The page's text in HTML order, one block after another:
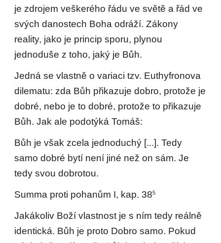
je zdrojem veškerého řádu ve světě a řád ve
svých danostech Boha odráží. Zákony
reality, jako je princip sporu, plynou
jednoduše z toho, jaký je Bůh.
Jedná se vlastně o variaci tzv. Euthyfronova
dilematu: zda Bůh přikazuje dobro, protože je
dobré, nebo je to dobré, protože to přikazuje
Bůh. Jak ale podotýká Tomáš:
Bůh je však zcela jednoduchý [...]. Tedy
samo dobré bytí není jiné než on sám. Je
tedy svou dobrotou.
Summa proti pohanům I, kap. 385
Jakákoliv Boží vlastnost je s ním tedy reálně
identická. Bůh je proto Dobro samo. Pokud